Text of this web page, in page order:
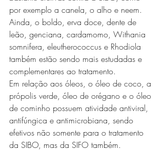
por exemplo a canela, o alho e neem.
Ainda, o boldo, erva doce, dente de
leão, genciana, cardamomo, Withania
somnifera, eleutherococcus e Rhodiola
também estão sendo mais estudadas e
complementares ao tratamento.
Em relação aos óleos, o óleo de coco, a
própolis verde, óleo de orégano e o óleo
de cominho possuem atividade antiviral,
antifúngica e antimicrobiana, sendo
efetivos não somente para o tratamento
da SIBO, mas da SIFO também.